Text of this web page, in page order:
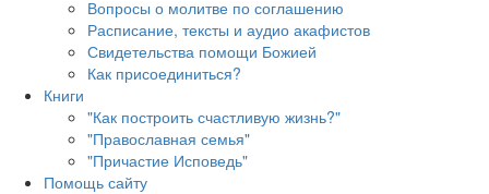
Вопросы о молитве по соглашению
Расписание, тексты и аудио акафистов
Свидетельства помощи Божией
Как присоединиться?
Книги
"Как построить счастливую жизнь?"
"Православная семья"
"Причастие Исповедь"
Помощь сайту